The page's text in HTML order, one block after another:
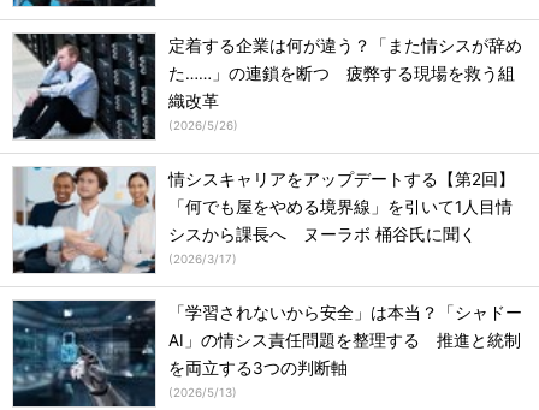
定着する企業は何が違う？「また情シスが辞め
た……」の連鎖を断つ 疲弊する現場を救う組
織改革
(2026/5/26)
情シスキャリアをアップデートする【第2回】
「何でも屋をやめる境界線」を引いて1人目情
シスから課長へ ヌーラボ 桶谷氏に聞く
(2026/3/17)
「学習されないから安全」は本当？「シャドー
AI」の情シス責任問題を整理する 推進と統制
を両立する3つの判断軸
(2026/5/13)